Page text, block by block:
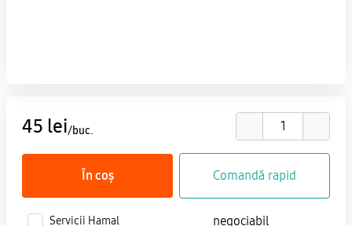
45 lei/buc.
În coș Comandă rapid
Servicii Hamal negociabil